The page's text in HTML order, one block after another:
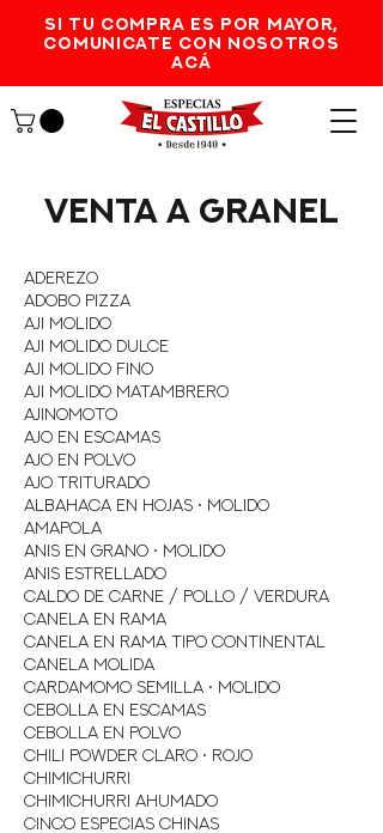
SI TU COMPRA ES POR MAYOR,
comunicate con nosotros
acá
vENTA A GRANEL
Aderezo
Adobo Pizza
Aji Molido
Aji Molido Dulce
Aji Molido Fino
Aji Molido Matambrero
Ajinomoto
Ajo en Escamas
Ajo en Polvo
Ajo Triturado
Albahaca en Hojas • Molido
Amapola
Anis en Grano • Molido
Anis Estrellado
Caldo de Carne / Pollo / Verdura
Canela en Rama
Canela En Rama Tipo Continental
Canela Molida
Cardamomo Semilla • Molido
Cebolla en Escamas
Cebolla en Polvo
Chili Powder Claro • Rojo
Chimichurri
Chimichurri Ahumado
Cinco Especias Chinas